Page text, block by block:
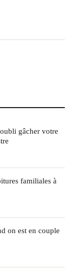
gâcher votre
familiales à
on est en couple